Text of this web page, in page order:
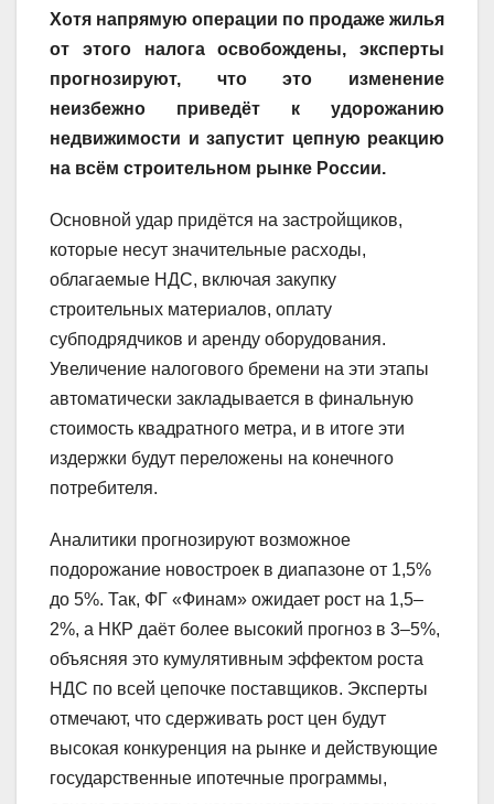
Хотя напрямую операции по продаже жилья
от этого налога освобождены, эксперты
прогнозируют, что это изменение
неизбежно приведёт к удорожанию
недвижимости и запустит цепную реакцию
на всём строительном рынке России.
Основной удар придётся на застройщиков,
которые несут значительные расходы,
облагаемые НДС, включая закупку
строительных материалов, оплату
субподрядчиков и аренду оборудования.
Увеличение налогового бремени на эти этапы
автоматически закладывается в финальную
стоимость квадратного метра, и в итоге эти
издержки будут переложены на конечного
потребителя.
Аналитики прогнозируют возможное
подорожание новостроек в диапазоне от 1,5%
до 5%. Так, ФГ «Финам» ожидает рост на 1,5–
2%, а НКР даёт более высокий прогноз в 3–5%,
объясняя это кумулятивным эффектом роста
НДС по всей цепочке поставщиков. Эксперты
отмечают, что сдерживать рост цен будут
высокая конкуренция на рынке и действующие
государственные ипотечные программы,